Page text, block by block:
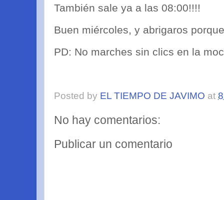
También sale ya a las 08:00!!!!
Buen miércoles, y abrigaros
PD: No marches sin clics en la
Posted by EL TIEMPO DE JAVIMO at
No hay comentarios:
Publicar un comentario